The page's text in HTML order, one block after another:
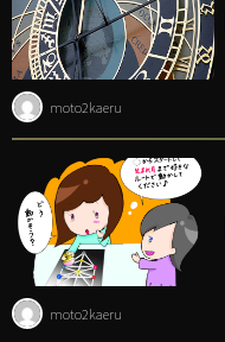
moto2kaeru
moto2kaeru